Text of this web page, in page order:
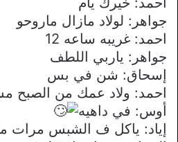
جواهر: لولاد مازال ماروحو
احمد: غريبه ساعه 12
جواهر: ياربي اللطف
إسحاق: شن في بس
احمد: ولاد عمك من الصبح
أوس: في داهيه
إياد: ياكل ف الشبس مرات